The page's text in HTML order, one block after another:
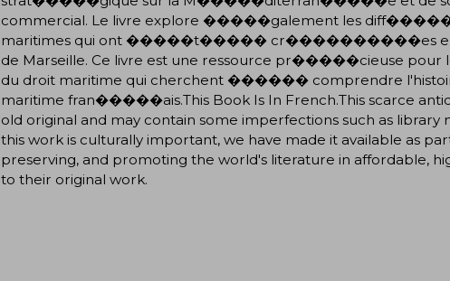
commercial. Le livre explore �����galement les
maritimes qui ont �����t����� cr����������es en
de Marseille. Ce livre est une ressource pr�����cieuse
du droit maritime qui cherchent ������ comprendre
maritime fran�����ais.This Book Is In French.This scarce
old original and may contain some imperfections such as library
this work is culturally important, we have made it available as
preserving, and promoting the world's literature in affordable,
to their original work.